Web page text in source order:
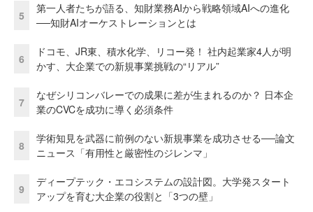
5
第一人者たちが語る、知財業務AIから戦略領域AIへの進化
──知財AIオーケストレーションとは
6
ドコモ、JR東、積水化学、リコー発！ 社内起業家4人が明
かす、大企業での新規事業挑戦の“リアル”
7
なぜシリコンバレーでの成果に差が生まれるのか？ 日本企
業のCVCを成功に導く必須条件
8
学術知見を武器に前例のない新規事業を成功させる──論文
ニュース「有用性と厳密性のジレンマ」
9
ディープテック・エコシステムの設計図。大学発スタート
アップを育む大企業の役割と「3つの壁」